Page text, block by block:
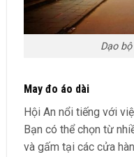
Dạo
May đo áo dài
Hội An nổi tiếng với
Bạn có thể chọn từ
và gấm tại các cửa